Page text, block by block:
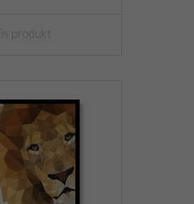
produkt